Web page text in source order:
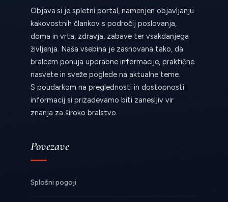
Objava.si je spletni portal, namenjen objavljanju
kakovostnih člankov s področij poslovanja,
doma in vrta, zdravja, zabave ter vsakdanjega
življenja. Naša vsebina je zasnovana tako, da
bralcem ponuja uporabne informacije, praktične
nasvete in sveže poglede na aktualne teme.
S poudarkom na preglednosti in dostopnosti
informacij si prizadevamo biti zanesljiv vir
znanja za široko bralstvo.
Povezave
Splošni pogoji